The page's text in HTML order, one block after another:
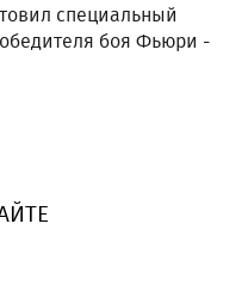
специальный
боя Фьюри -